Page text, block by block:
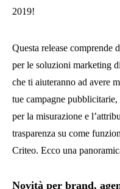
2019!
Questa release comprende
per le soluzioni marketing
che ti aiuteranno ad avere
tue campagne
per la misurazione e
trasparenza su come
Criteo. Ecco una
Novità per brand,